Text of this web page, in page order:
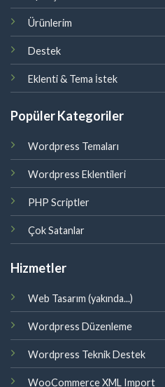
Ürünlerim
Destek
Eklenti & Tema İstek
Popüler Kategoriler
Wordpress Temaları
Wordpress Eklentileri
PHP Scriptler
Çok Satanlar
Hizmetler
Web Tasarım (yakında...)
Wordpress Düzenleme
Wordpress Teknik Destek
WooCommerce XML Import